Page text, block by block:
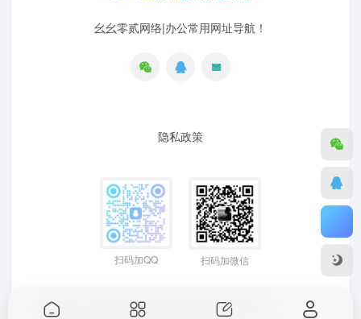
幺幺零贰网络|办公常用网址导航！
隐私政策
扫码加QQ 扫码加微信
Copyright © 2026 幺幺零贰导航 粤ICP备19129477号-1